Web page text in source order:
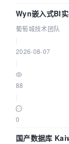
Wyn嵌入式BI
数联动全闭环
葡萄城技术团队
2026-08-07
88
0
国产数据库